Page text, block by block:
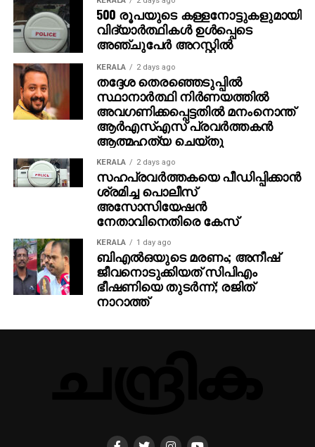
പ്രശസ്തരുടേതടക്കം ഉയര്‍ന്ന കൃത്യതയുള്ള
ചിത്രങ്ങള്‍ സൃഷ്ടിക്കാനും വ്യത്യസ്ത
പശ്ചാത്തലങ്ങളില്‍ ക്രിയേറ്റീവ് പ്രോംപ്റ്റുകള്‍
ഉപയോഗിച്ച് അവയെ ഇഷ്ടാനുസൃതമാക്കാനും നാനോ
ബനാന 2 സഹായിക്കുന്നുവെന്നാണ് റിപ്പോര്‍ട്ടുകള്‍.
ഉപയോക്താക്കളുടെ ചിത്രങ്ങള്‍ എഡിറ്റ് ചെയ്യാനായി
‘എഡിറ്റ് വിത്ത് ജെമിനി’ എന്ന ഫീച്ചറും ലഭ്യമാകും.
500 രൂപയുടെ കള്ളനോട്ടുകളുമായി
വിദ്യാര്‍ത്ഥികള്‍ ഉള്‍പ്പെടെ
അഞ്ചുപേര്‍ അറസ്റ്റില്‍
KERALA 2 days ago
തദ്ദേശ തെരഞ്ഞെടുപ്പില്‍
സ്ഥാനാര്‍ത്ഥി നിര്‍ണയത്തില്‍
അവഗണിക്കപ്പെട്ടതില്‍ മനംനൊന്ത്
ആര്‍എസ്എസ് പ്രവര്‍ത്തകന്‍
ആത്മഹത്യ ചെയ്തു
KERALA 2 days ago
സഹപ്രവര്‍ത്തകയെ പീഡിപ്പിക്കാന്‍
ശ്രമിച്ച പൊലീസ്
അസോസിയേഷന്‍
നേതാവിനെതിരെ കേസ്
KERALA 1 day ago
ബിഎല്‍ഒയുടെ മരണം; അനീഷ്
ജീവനൊടുക്കിയത് സിപിഎം
ഭീഷണിയെ തുടര്‍ന്ന്; രജിത്
നാറാത്ത്